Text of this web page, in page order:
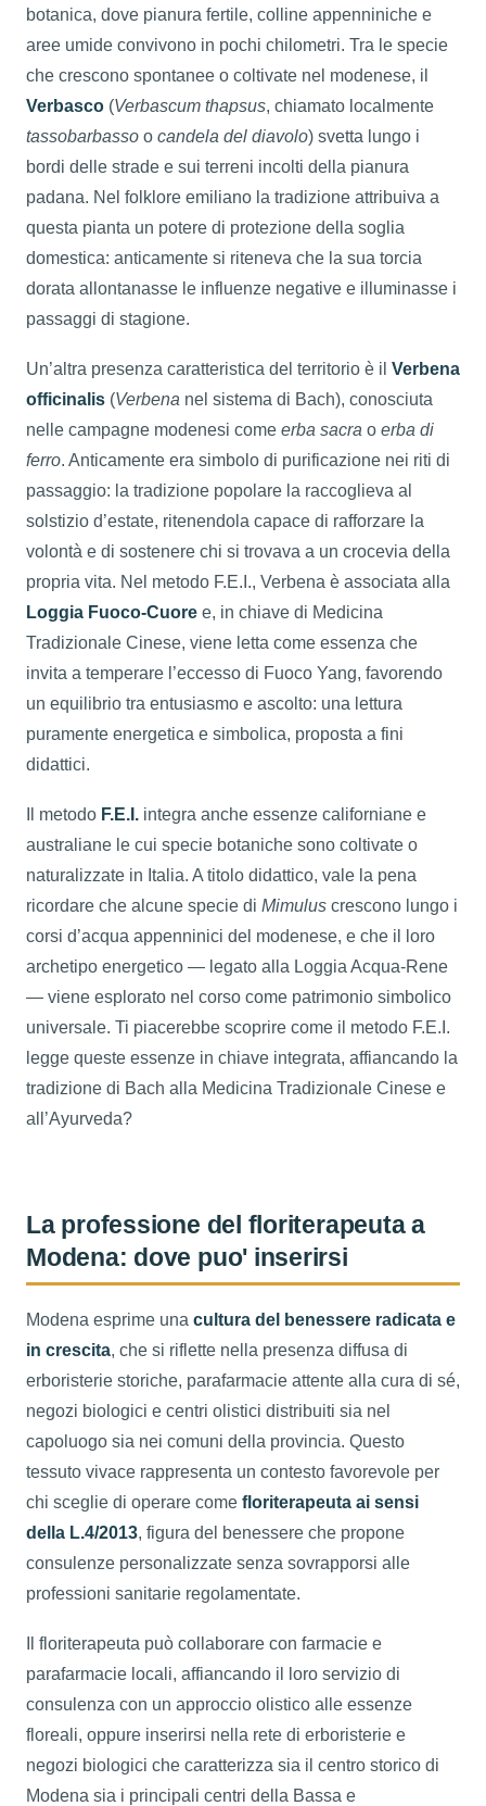
botanica, dove pianura fertile, colline appenniniche e
aree umide convivono in pochi chilometri. Tra le specie
che crescono spontanee o coltivate nel modenese, il
Verbasco (Verbascum thapsus, chiamato localmente
tassobarbasso o candela del diavolo) svetta lungo i
bordi delle strade e sui terreni incolti della pianura
padana. Nel folklore emiliano la tradizione attribuiva a
questa pianta un potere di protezione della soglia
domestica: anticamente si riteneva che la sua torcia
dorata allontanasse le influenze negative e illuminasse i
passaggi di stagione.
Un’altra presenza caratteristica del territorio è il Verbena
officinalis (Verbena nel sistema di Bach), conosciuta
nelle campagne modenesi come erba sacra o erba di
ferro. Anticamente era simbolo di purificazione nei riti di
passaggio: la tradizione popolare la raccoglieva al
solstizio d’estate, ritenendola capace di rafforzare la
volontà e di sostenere chi si trovava a un crocevia della
propria vita. Nel metodo F.E.I., Verbena è associata alla
Loggia Fuoco-Cuore e, in chiave di Medicina
Tradizionale Cinese, viene letta come essenza che
invita a temperare l’eccesso di Fuoco Yang, favorendo
un equilibrio tra entusiasmo e ascolto: una lettura
puramente energetica e simbolica, proposta a fini
didattici.
Il metodo F.E.I. integra anche essenze californiane e
australiane le cui specie botaniche sono coltivate o
naturalizzate in Italia. A titolo didattico, vale la pena
ricordare che alcune specie di Mimulus crescono lungo i
corsi d’acqua appenninici del modenese, e che il loro
archetipo energetico — legato alla Loggia Acqua-Rene
— viene esplorato nel corso come patrimonio simbolico
universale. Ti piacerebbe scoprire come il metodo F.E.I.
legge queste essenze in chiave integrata, affiancando la
tradizione di Bach alla Medicina Tradizionale Cinese e
all’Ayurveda?
La professione del floriterapeuta a
Modena: dove puo' inserirsi
Modena esprime una cultura del benessere radicata e
in crescita, che si riflette nella presenza diffusa di
erboristerie storiche, parafarmacie attente alla cura di sé,
negozi biologici e centri olistici distribuiti sia nel
capoluogo sia nei comuni della provincia. Questo
tessuto vivace rappresenta un contesto favorevole per
chi sceglie di operare come floriterapeuta ai sensi
della L.4/2013, figura del benessere che propone
consulenze personalizzate senza sovrapporsi alle
professioni sanitarie regolamentate.
Il floriterapeuta può collaborare con farmacie e
parafarmacie locali, affiancando il loro servizio di
consulenza con un approccio olistico alle essenze
floreali, oppure inserirsi nella rete di erboristerie e
negozi biologici che caratterizza sia il centro storico di
Modena sia i principali centri della Bassa e